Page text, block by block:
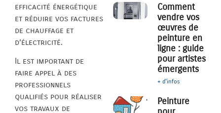
efficacité énergétique
et réduire vos factures
de chauffage et
d’électricité.
Il est important de
faire appel à des
professionnels
qualifiés pour réaliser
vos travaux de
Comment
vendre vos
œuvres de
peinture en
ligne : guide
pour artistes
émergents
+ d'infos
Peinture